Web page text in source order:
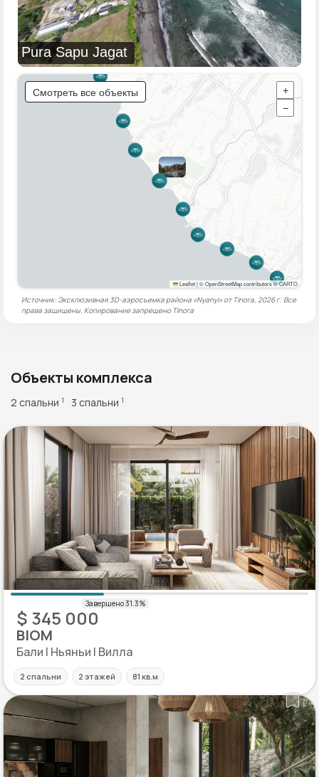
Pura Sapu Jagat
Смотреть все объекты
+
−
Leaflet|© OpenStreetMap contributors © CARTO
Источник: Эксклюзивная 3D-аэросъемка района «Nyanyi» от Tinora, 2026 г. Все
права защищены. Копирование запрещено Tinora
Объекты комплекса
2 спальни 1 3 спальни 1
$ 345 000
BIOM
Бали | Ньяньи | Вилла
2 спальни 2 этажей 81 кв.м